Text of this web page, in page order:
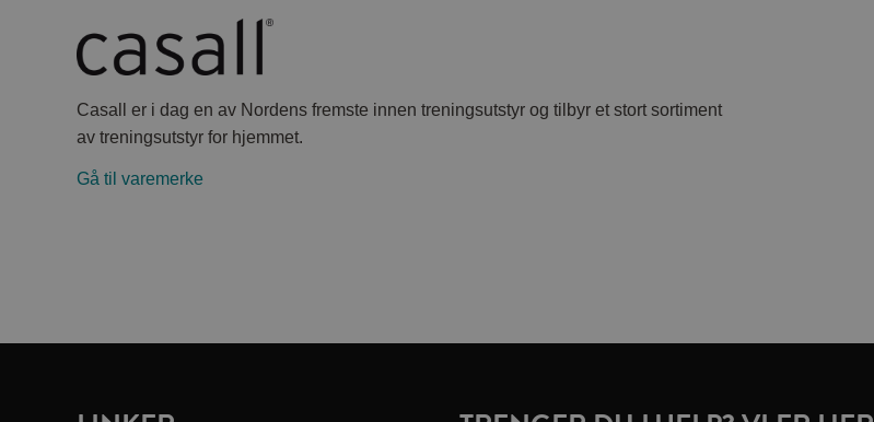
Casall er i dag en av Nordens fremste innen treningsutstyr og tilbyr et stort sortiment
av treningsutstyr for hjemmet.
Gå til varemerke